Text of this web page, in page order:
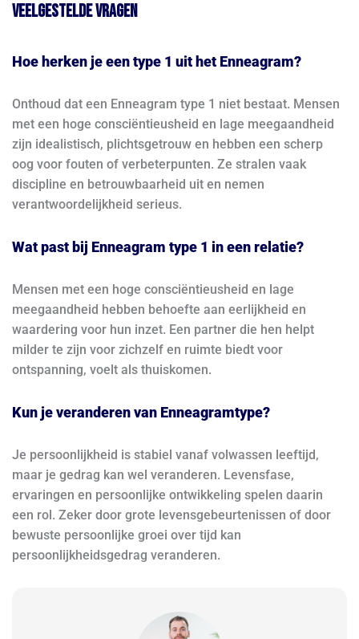
Veelgestelde vragen
Hoe herken je een type 1 uit het Enneagram?
Onthoud dat een Enneagram type 1 niet bestaat. Mensen
met een hoge consciëntieusheid en lage meegaandheid
zijn idealistisch, plichtsgetrouw en hebben een scherp
oog voor fouten of verbeterpunten. Ze stralen vaak
discipline en betrouwbaarheid uit en nemen
verantwoordelijkheid serieus.
Wat past bij Enneagram type 1 in een relatie?
Mensen met een hoge consciëntieusheid en lage
meegaandheid hebben behoefte aan eerlijkheid en
waardering voor hun inzet. Een partner die hen helpt
milder te zijn voor zichzelf en ruimte biedt voor
ontspanning, voelt als thuiskomen.
Kun je veranderen van Enneagramtype?
Je persoonlijkheid is stabiel vanaf volwassen leeftijd,
maar je gedrag kan wel veranderen. Levensfase,
ervaringen en persoonlijke ontwikkeling spelen daarin
een rol. Zeker door grote levensgebeurtenissen of door
bewuste persoonlijke groei over tijd kan
persoonlijkheidsgedrag veranderen.